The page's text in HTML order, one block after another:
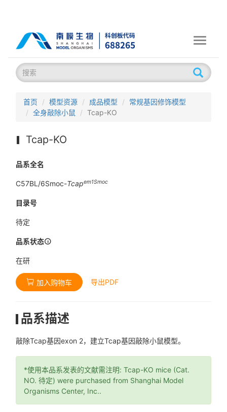
Toggle
首页 模型资源 成品模型
常规基因修饰模型
全身敲除小鼠
Tcap-KO
Tcap-KO
品系全名
C57BL/6Smoc-Tcapem1Smoc
目录号
待定
品系状态
在研
加入购物车 导出PDF
品系描述
敲除Tcap基因exon 2，建立Tcap基因敲除小鼠模型。
*使用本品系发表的文献需注明: Tcap-KO mice (Cat.
NO. 待定) were purchased from Shanghai Model
Organisms Center, Inc..